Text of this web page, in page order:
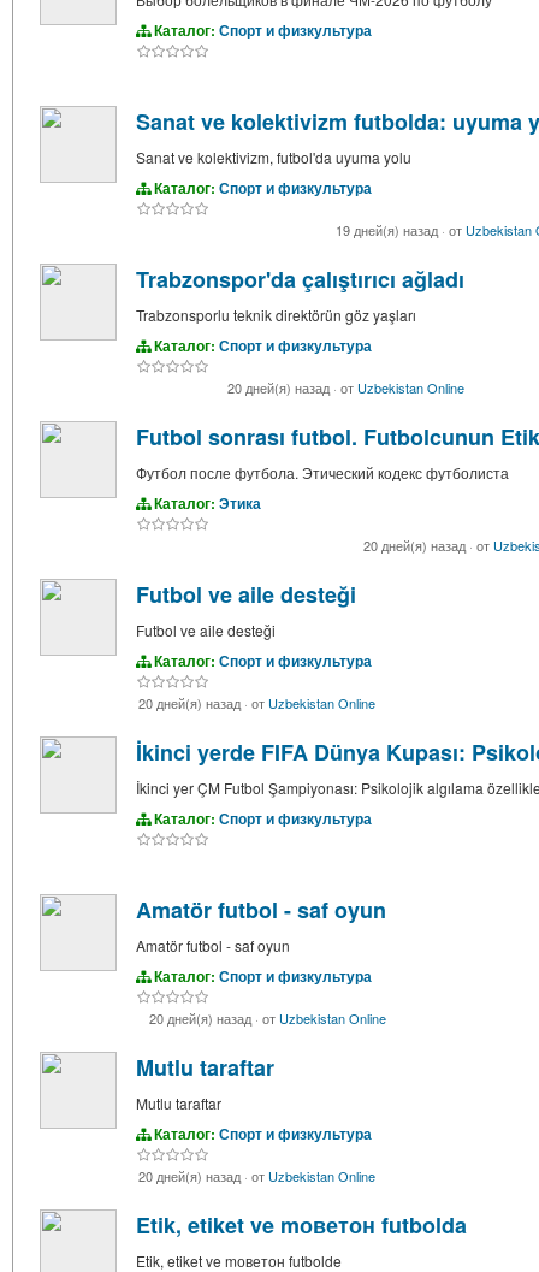
Каталог: Спорт и физкультура
Sanat ve kolektivizm futbolda: uyuma
Sanat ve kolektivizm, futbol'da uyuma yolu
Каталог: Спорт и физкультура
19 дней(я) назад · от Uzbekistan
Trabzonspor'da çalıştırıcı ağladı
Trabzonsporlu teknik direktörün göz yaşları
Каталог: Спорт и физкультура
20 дней(я) назад · от Uzbekistan Online
Futbol sonrası futbol. Futbolcunun
Футбол после футбола. Этический кодекс футболиста
Каталог: Этика
20 дней(я) назад · от
Futbol ve aile desteği
Futbol ve aile desteği
Каталог: Спорт и физкультура
20 дней(я) назад · от Uzbekistan Online
İkinci yerde FIFA Dünya Kupası:
İkinci yer ÇM Futbol Şampiyonası: Psikolojik algılama
Каталог: Спорт и физкультура
Amatör futbol - saf oyun
Amatör futbol - saf oyun
Каталог: Спорт и физкультура
20 дней(я) назад · от Uzbekistan Online
Mutlu taraftar
Mutlu taraftar
Каталог: Спорт и физкультура
20 дней(я) назад · от Uzbekistan Online
Etik, etiket ve mоветон futbolda
Etik, etiket ve mоветон futbolde